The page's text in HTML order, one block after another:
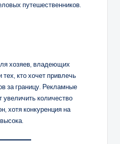
путешественников.
хозяев, владеющих
кто хочет привлечь
за границу. Рекламные
увеличить количество
хотя конкуренция на